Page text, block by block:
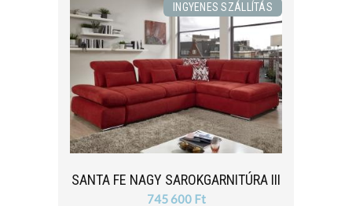
SANTA FE NAGY SAROKGARNITÚRA III
745 600 Ft
INGYENES SZÁLLÍTÁS